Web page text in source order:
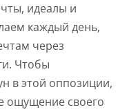
идеалы и
каждый день,
через
Чтобы
в этой оппозиции,
ощущение своего